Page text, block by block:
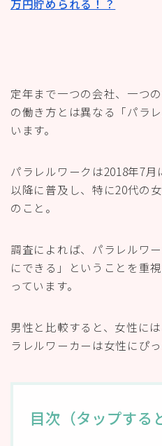
万円貯められる！？
定年まで一つの会社、一つ
の働き方とは異なる「パラ
います。
パラレルワークは2018年7
以降に普及し、特に20代の
のこと。
調査によれば、パラレルワ
にできる」ということを重
っています。
男性と比較すると、女性に
ラレルワーカーは女性にぴ
目次（タップする